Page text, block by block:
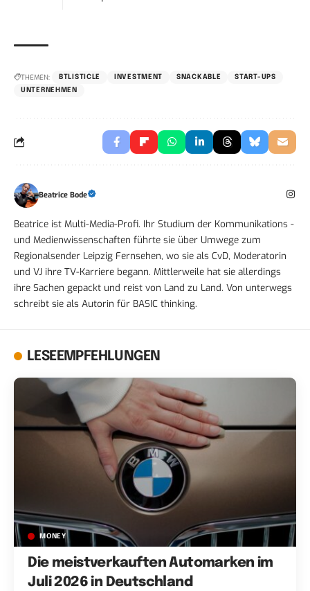
THEMEN: BTLISTICLE INVESTMENT SNACKABLE
START-UPS
UNTERNEHMEN
Beatrice Bode
Beatrice ist Multi-Media-Profi. Ihr Studium der Kommunikations -
und Medienwissenschaften führte sie über Umwege zum
Regionalsender Leipzig Fernsehen, wo sie als CvD, Moderatorin
und VJ ihre TV-Karriere begann. Mittlerweile hat sie allerdings
ihre Sachen gepackt und reist von Land zu Land. Von unterwegs
schreibt sie als Autorin für BASIC thinking.
LESEEMPFEHLUNGEN
MONEY
Die meistverkauften Automarken im
Juli 2026 in Deutschland